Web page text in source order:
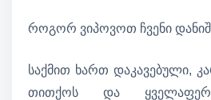
როგორ ვიპოვოთ ჩვენი
საქმით ხართ დაკავებული,
თითქოს და